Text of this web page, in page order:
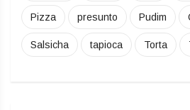
Pizza presunto Pudim
Salsicha tapioca Torta